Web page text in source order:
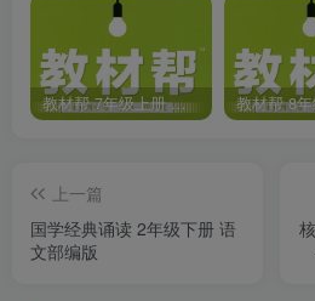
教材帮 7年级上册 语文人教版(2023秋)
上一篇
国学经典诵读 2年级下册 语
文部编版